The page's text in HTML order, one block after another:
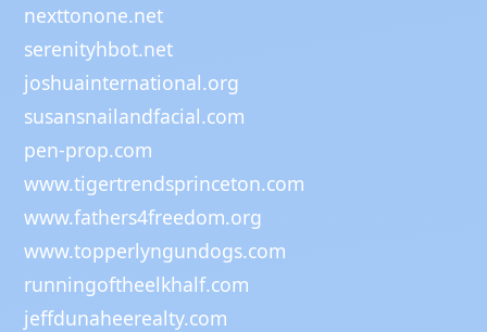
nexttonone.net
serenityhbot.net
joshuainternational.org
susansnailandfacial.com
pen-prop.com
www.tigertrendsprinceton.com
www.fathers4freedom.org
www.topperlyngundogs.com
runningoftheelkhalf.com
jeffdunaheerealty.com